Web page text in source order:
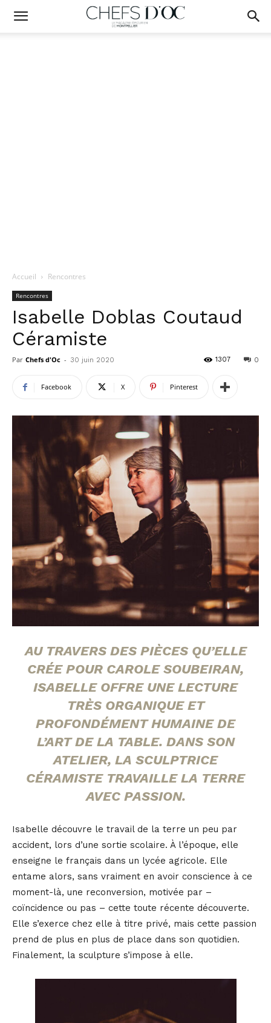
Accueil Rencontres
Rencontres
Isabelle Doblas Coutaud
Céramiste
Par Chefs d'Oc - 30 juin 2020 0
1307
Facebook X Pinterest
AU TRAVERS DES PIÈCES QU’ELLE
CRÉE POUR CAROLE SOUBEIRAN,
ISABELLE OFFRE UNE LECTURE
TRÈS ORGANIQUE ET
PROFONDÉMENT HUMAINE DE
L’ART DE LA TABLE. DANS SON
ATELIER, LA SCULPTRICE
CÉRAMISTE TRAVAILLE LA TERRE
AVEC PASSION.
Isabelle découvre le travail de la terre un peu par
accident, lors d’une sortie scolaire. À l’époque, elle
enseigne le français dans un lycée agricole. Elle
entame alors, sans vraiment en avoir conscience à ce
moment-là, une reconversion, motivée par –
coïncidence ou pas – cette toute récente découverte.
Elle s’exerce chez elle à titre privé, mais cette passion
prend de plus en plus de place dans son quotidien.
Finalement, la sculpture s’impose à elle.